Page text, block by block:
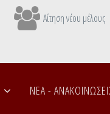
Αίτηση νέου μέλους
NEA -